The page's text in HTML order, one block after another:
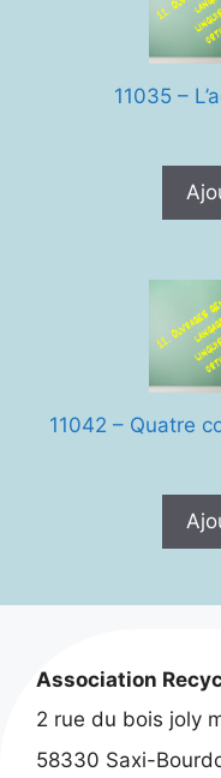
11035 –
11042 – Quatre
Association
2 rue du bois joly
58330 Saxi-